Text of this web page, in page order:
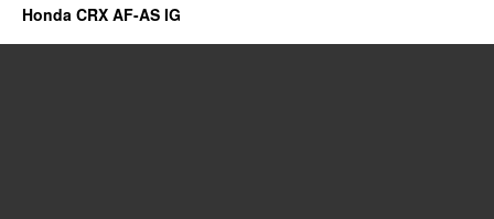
Honda CRX AF-AS IG